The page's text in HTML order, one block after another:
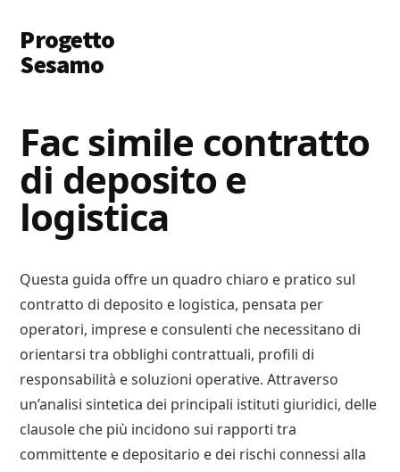
main
content
primary
sidebar
menu
Progetto
Sesamo
Porte
Soldi
Lavoro
Fac simile contratto
di deposito e
logistica​
Questa guida offre un quadro chiaro e pratico sul
contratto di deposito e logistica, pensata per
operatori, imprese e consulenti che necessitano di
orientarsi tra obblighi contrattuali, profili di
responsabilità e soluzioni operative. Attraverso
un’analisi sintetica dei principali istituti giuridici, delle
clausole che più incidono sui rapporti tra
committente e depositario e dei rischi connessi alla